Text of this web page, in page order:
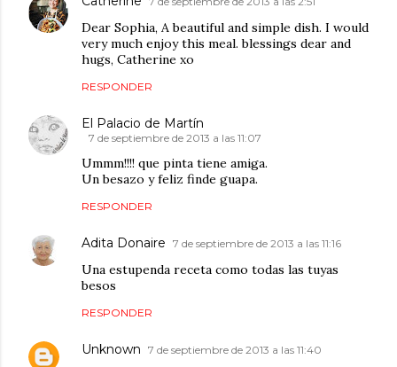
Dear Sophia, A beautiful and simple dish. I would
very much enjoy this meal. blessings dear and
hugs, Catherine xo
RESPONDER
El Palacio de Martín
7 de septiembre de 2013 a las 11:07
Ummm!!!! que pinta tiene amiga.
Un besazo y feliz finde guapa.
RESPONDER
Adita Donaire 7 de septiembre de 2013 a las 11:16
Una estupenda receta como todas las tuyas
besos
RESPONDER
Unknown 7 de septiembre de 2013 a las 11:40